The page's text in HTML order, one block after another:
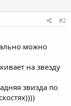
#2
можно
на звезду
звизда по